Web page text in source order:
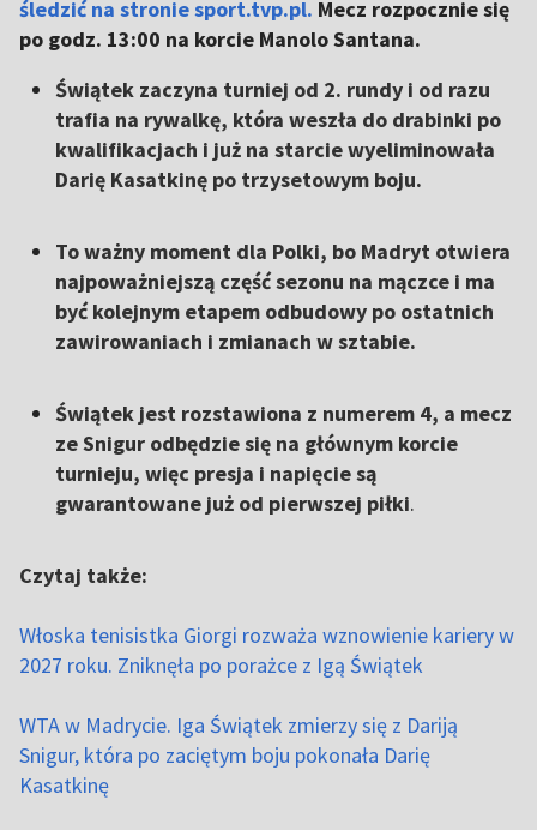
śledzić na stronie sport.tvp.pl. Mecz rozpocznie się
po godz. 13:00 na korcie Manolo Santana.
Świątek zaczyna turniej od 2. rundy i od razu
trafia na rywalkę, która weszła do drabinki po
kwalifikacjach i już na starcie wyeliminowała
Darię Kasatkinę po trzysetowym boju.
To ważny moment dla Polki, bo Madryt otwiera
najpoważniejszą część sezonu na mączce i ma
być kolejnym etapem odbudowy po ostatnich
zawirowaniach i zmianach w sztabie.
Świątek jest rozstawiona z numerem 4, a mecz
ze Snigur odbędzie się na głównym korcie
turnieju, więc presja i napięcie są
gwarantowane już od pierwszej piłki.
Czytaj także:
Włoska tenisistka Giorgi rozważa wznowienie kariery w
2027 roku. Zniknęła po porażce z Igą Świątek
WTA w Madrycie. Iga Świątek zmierzy się z Dariją
Snigur, która po zaciętym boju pokonała Darię
Kasatkinę